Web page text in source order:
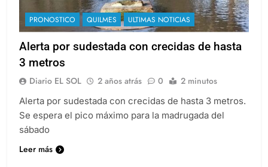
PRONOSTICO QUILMES ULTIMAS NOTICIAS
Alerta por sudestada con crecidas de hasta
3 metros
Diario EL SOL 2 años atrás 0 2 minutos
Alerta por sudestada con crecidas de hasta 3 metros.
Se espera el pico máximo para la madrugada del
sábado
Leer más